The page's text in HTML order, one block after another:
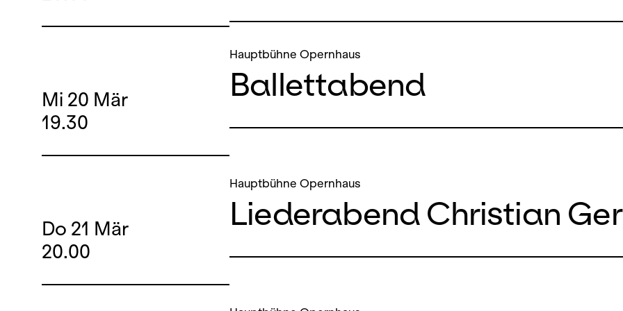
Mi 20 Mär
19.30
Hauptbühne Opernhaus
Ballettabend
Do 21 Mär
20.00
Hauptbühne Opernhaus
Liederabend Christian